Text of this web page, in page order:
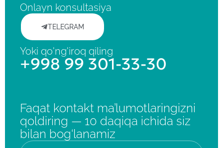
Onlayn konsultasiya
TELEGRAM
Yoki qo'ng'iroq qiling
+998 99 301-33-30
Faqat kontakt ma’lumotlaringizni
qoldiring — 10 daqiqa ichida siz
bilan bog‘lanamiz